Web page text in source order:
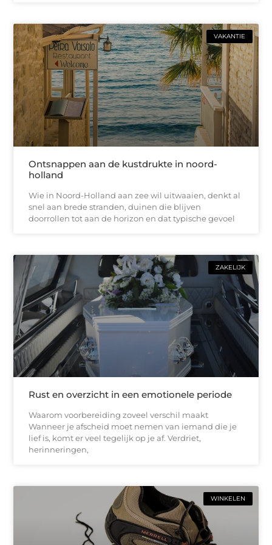
VAKANTIE
Ontsnappen aan de kustdrukte in noord-
holland
Wie in Noord-Holland aan zee wil uitwaaien, denkt al
snel aan brede stranden, duinen die blijven
doorrollen tot aan de horizon en dat typische gevoel
ZAKELIJK
Rust en overzicht in een emotionele periode
Waarom voorbereiding zoveel verschil maakt
Wanneer je afscheid moet nemen van iemand die je
lief is, komt er veel tegelijk op je af. Verdriet,
herinneringen,
WINKELEN